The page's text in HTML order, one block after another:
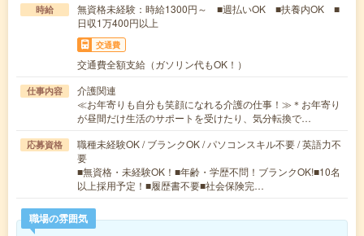
時給
無資格未経験：時給1300円～ ■週払いOK ■扶養内OK ■
日収1万400円以上
交通費
交通費全額支給（ガソリン代もOK！）
仕事内容
介護関連
≪お年寄りも自分も笑顔になれる介護の仕事！≫＊お年寄り
が昼間だけ生活のサポートを受けたり、気分転換で…
応募資格
職種未経験OK / ブランクOK / パソコンスキル不要 / 英語力不
要
■無資格・未経験OK！■年齢・学歴不問！ブランクOK!■10名
以上採用予定！■履歴書不要■社会保険完…
職場の雰囲気